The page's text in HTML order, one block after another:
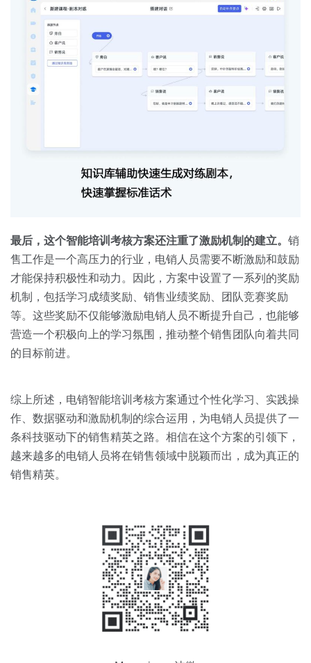
最后，这个智能培训考核方案还注重了激励机制的建立。 销
售工作是一个高压力的行业，电销人员需要不断激励和鼓励
才能保持积极性和动力。因此，方案中设置了一系列的奖励
机制，包括学习成绩奖励、销售业绩奖励、团队竞赛奖励
等。这些奖励不仅能够激励电销人员不断提升自己，也能够
营造一个积极向上的学习氛围，推动整个销售团队向着共同
的目标前进。
综上所述，电销智能培训考核方案通过个性化学习、实践操
作、数据驱动和激励机制的综合运用，为电销人员提供了一
条科技驱动下的销售精英之路。相信在这个方案的引领下，
越来越多的电销人员将在销售领域中脱颖而出，成为真正的
销售精英。